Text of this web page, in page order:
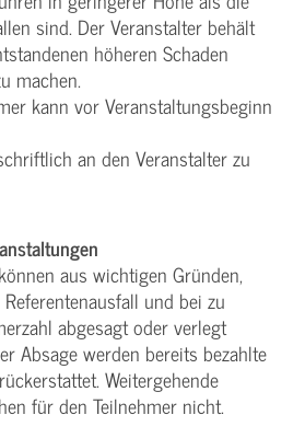
sind. Der Veranstalter behält
höheren Schaden
machen.
kann vor Veranstaltungsbeginn
an den Veranstalter zu
aus wichtigen Gründen,
und bei zu
abgesagt oder verlegt
Absage werden bereits bezahlte
Weitergehende
für den Teilnehmer nicht.